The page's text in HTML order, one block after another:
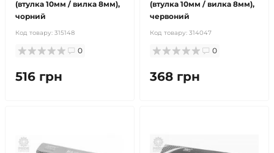
(втулка 10мм / вилка 8мм),
чорний
Код товару: 315148
0
516 грн
(втулка 10мм / вилка 8мм),
червоний
Код товару: 314047
0
368 грн